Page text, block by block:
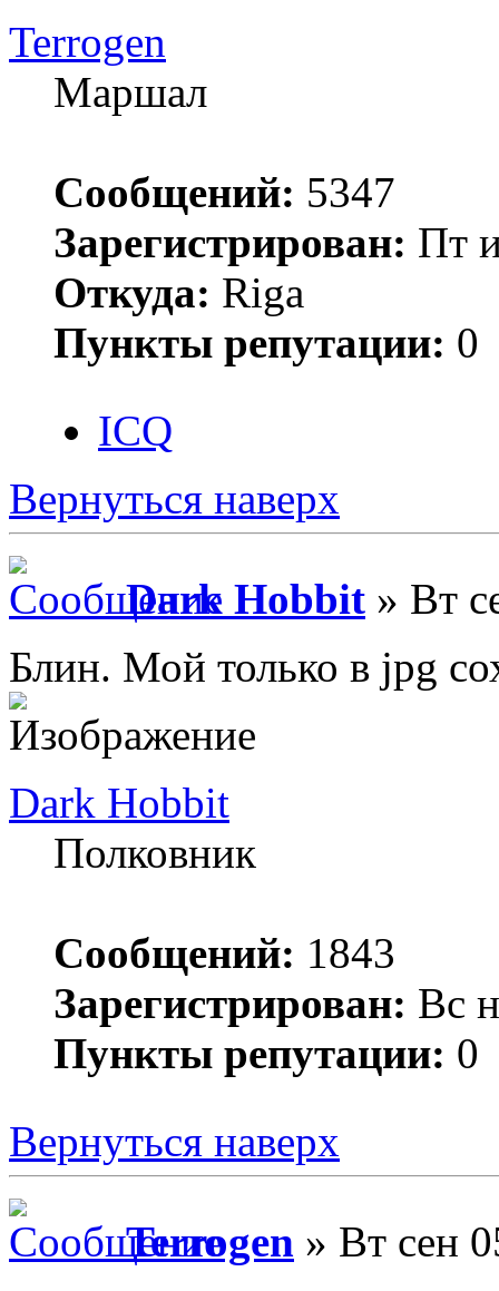
Terrogen
Маршал
Сообщений: 5347
Зарегистрирован: Пт
Откуда: Riga
Пункты репутации: 0
ICQ
Вернуться наверх
Dark Hobbit » Вт
Блин. Мой только в jpg
Dark Hobbit
Полковник
Сообщений: 1843
Зарегистрирован: Вс
Пункты репутации: 0
Вернуться наверх
Terrogen » Вт сен